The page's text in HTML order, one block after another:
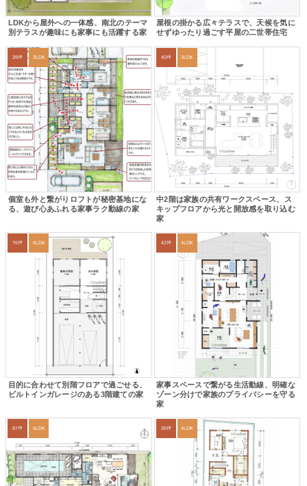
LDKから屋外への一体感、南北のテーマ
別テラスが趣味にも家事にも活躍する家
屋根の掛かる広々テラスで、天候を気に
せずゆったり過ごす平屋の二世帯住宅
39坪 3LDK
個室も外と繋がりロフトが秘密基地にな
る、遊び心あふれる家事ラク動線の家
40坪 3LDK
中2階は家族の共有ワークスペース、ス
キップフロアから光と開放感を取り込む
家
76坪 6LDK
目的に合わせて別階フロアで過ごせる、
ビルトインガレージのある3階建ての家
42坪 4LDK
家事スペースで繋がる生活動線、明確な
ゾーン分けで家族のプライバシーを守る
家
87坪 6LDK 35坪 4LDK